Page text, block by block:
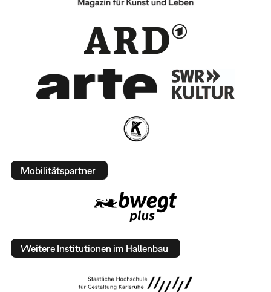
Mobilitätspartner
Weitere Institutionen im Hallenbau